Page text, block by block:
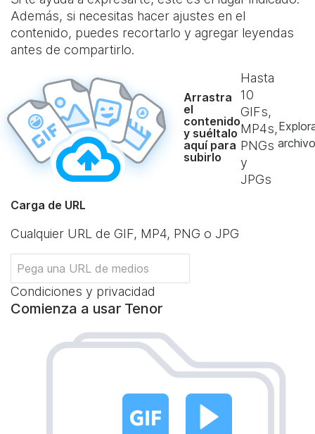
Además, si necesitas hacer ajustes en el
contenido, puedes recortarlo y agregar leyendas
antes de compartirlo.
Arrastra
el
contenido
y suéltalo
aquí para
subirlo
Hasta
10
GIFs,
MP4s,
PNGs
y
JPGs
Carga de URL
Cualquier URL de GIF, MP4, PNG o JPG
Condiciones y privacidad
Comienza a usar Tenor